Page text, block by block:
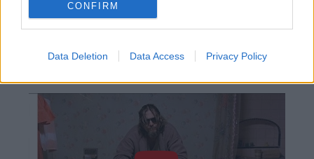
CONFIRM
Data Deletion Data Access Privacy Policy
The Big Lebowski – Vuarnet 03